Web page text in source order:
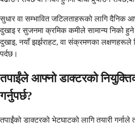
सुधार वा सम्भावित जटिलताहरूको लागि दैनिक
दुखाइ र सुजनमा क्रमिक कमीले सामान्य निको
दुखाइ, नयाँ झर्झराहट, वा संक्रमणका लक्षणहरूले
पर्दछ।
तपाईंले आफ्नो डाक्टरको
गर्नुपर्छ?
तपाईंको डाक्टरको भेटघाटको लागि तयारी गर्नाले